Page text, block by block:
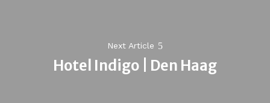
Next Article
Next
Hotel Indigo | Den Haag